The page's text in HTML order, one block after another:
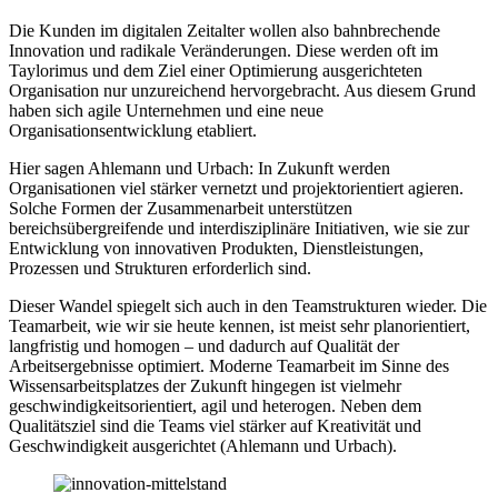
Die Kunden im digitalen Zeitalter wollen also bahnbrechende
Innovation und radikale Veränderungen. Diese werden oft im
Taylorimus und dem Ziel einer Optimierung ausgerichteten
Organisation nur unzureichend hervorgebracht. Aus diesem Grund
haben sich agile Unternehmen und eine neue
Organisationsentwicklung etabliert.
Hier sagen Ahlemann und Urbach: In Zukunft werden
Organisationen viel stärker vernetzt und projektorientiert agieren.
Solche Formen der Zusammenarbeit unterstützen
bereichsübergreifende und interdisziplinäre Initiativen, wie sie zur
Entwicklung von innovativen Produkten, Dienstleistungen,
Prozessen und Strukturen erforderlich sind.
Dieser Wandel spiegelt sich auch in den Teamstrukturen wieder. Die
Teamarbeit, wie wir sie heute kennen, ist meist sehr planorientiert,
langfristig und homogen – und dadurch auf Qualität der
Arbeitsergebnisse optimiert. Moderne Teamarbeit im Sinne des
Wissensarbeitsplatzes der Zukunft hingegen ist vielmehr
geschwindigkeitsorientiert, agil und heterogen. Neben dem
Qualitätsziel sind die Teams viel stärker auf Kreativität und
Geschwindigkeit ausgerichtet (Ahlemann und Urbach).